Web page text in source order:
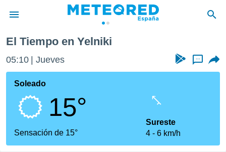
de
por
que se
calidad.
a este
las
El Tiempo en Yelniki
05:10 Jueves ...
Soleado
15°
Sensación de 15°
Sureste
4
6 km/h